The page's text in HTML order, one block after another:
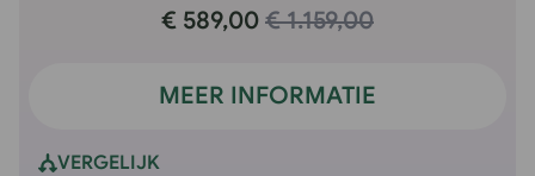
€ 589,00 € 1.159,00
MEER INFORMATIE
VERGELIJK